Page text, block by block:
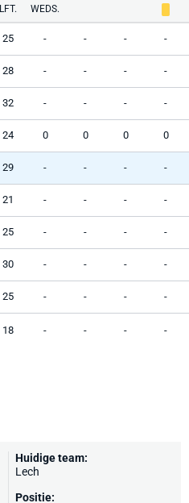
LFT. WEDS.
25 - - - -
28 - - - -
32 - - - -
24 0 0 0 0
29 - - - -
21 - - - -
25 - - - -
30 - - - -
25 - - - -
18 - - - -
Huidige team:
Lech
Positie: